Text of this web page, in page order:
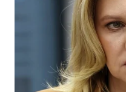
INFRASTRUKTUR
WAHANA